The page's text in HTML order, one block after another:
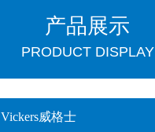
产品展示
PRODUCT DISPLAY
Vickers威格士